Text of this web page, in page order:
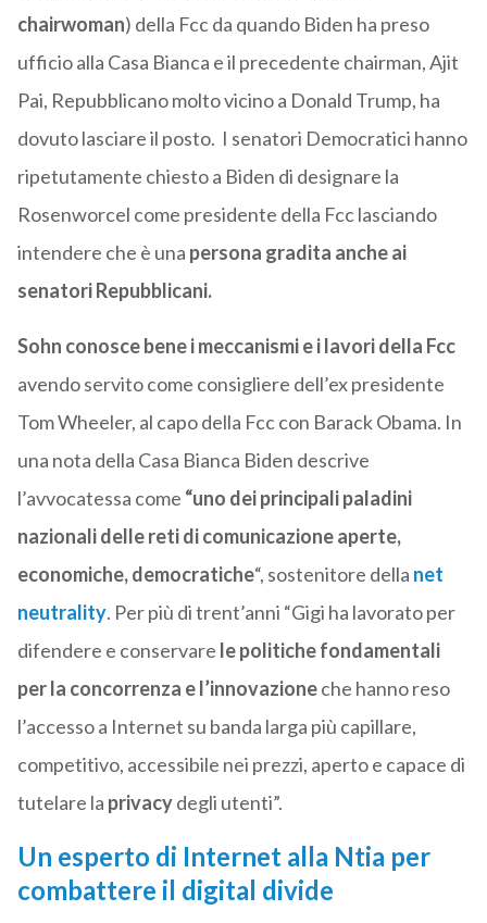
chairwoman) della Fcc da quando Biden ha preso
ufficio alla Casa Bianca e il precedente chairman, Ajit
Pai, Repubblicano molto vicino a Donald Trump, ha
dovuto lasciare il posto. I senatori Democratici hanno
ripetutamente chiesto a Biden di designare la
Rosenworcel come presidente della Fcc lasciando
intendere che è una persona gradita anche ai
senatori Repubblicani.
Sohn conosce bene i meccanismi e i lavori della Fcc
avendo servito come consigliere dell’ex presidente
Tom Wheeler, al capo della Fcc con Barack Obama. In
una nota della Casa Bianca Biden descrive
l’avvocatessa come “uno dei principali paladini
nazionali delle reti di comunicazione aperte,
economiche, democratiche“, sostenitore della net
neutrality. Per più di trent’anni “Gigi ha lavorato per
difendere e conservare le politiche fondamentali
per la concorrenza e l’innovazioneche hanno reso
l’accesso a Internet su banda larga più capillare,
competitivo, accessibile nei prezzi, aperto e capace di
tutelare la privacydegli utenti”.
Un esperto di Internet alla Ntia per
combattere il digital divide